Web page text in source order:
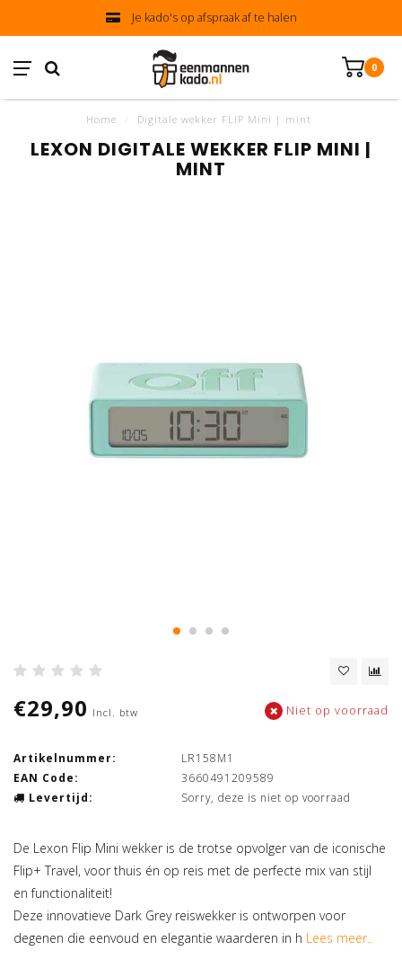
Je kado's op afspraak af te halen
0
Home Digitale wekker FLIP Mini | mint
LEXON DIGITALE WEKKER FLIP MINI |
MINT
€29,90 Incl. btw Niet op voorraad
Artikelnummer:
LR158M1
EAN Code:
3660491209589
Levertijd:
Sorry, deze is niet op voorraad
De Lexon Flip Mini wekker is de trotse opvolger van de iconische
Flip+ Travel, voor thuis én op reis met de perfecte mix van stijl
en functionaliteit!
Deze innovatieve Dark Grey reiswekker is ontworpen voor
degenen die eenvoud en elegantie waarderen in h Lees meer..